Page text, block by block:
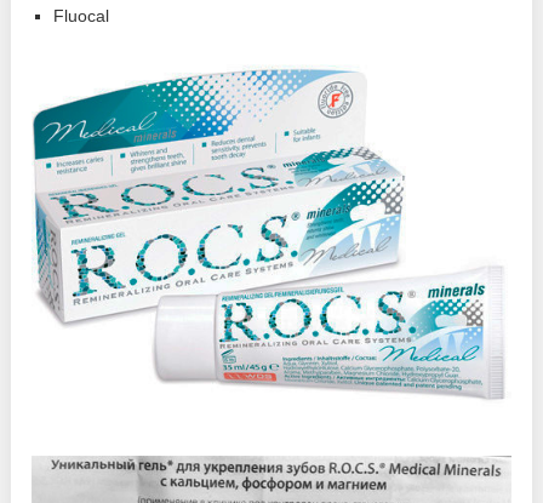
Fluocal